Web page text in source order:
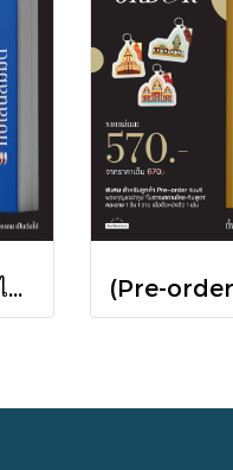
Pre-order ชาติที่รัก "ไทย-กัมพูชา" กับเส้นสมมติ / พวงทอง ภวัครพันธุ์ / มติชน